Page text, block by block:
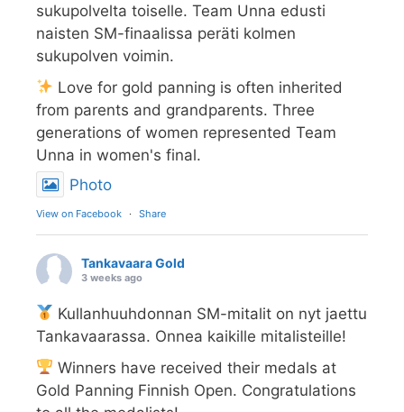
sukupolvelta toiselle. Team Unna edusti
naisten SM-finaalissa peräti kolmen
sukupolven voimin.
Love for gold panning is often inherited
from parents and grandparents. Three
generations of women represented Team
Unna in women's final.
Photo
View on Facebook · Share
Tankavaara Gold
3 weeks ago
Kullanhuuhdonnan SM-mitalit on nyt jaettu
Tankavaarassa. Onnea kaikille mitalisteille!
Winners have received their medals at
Gold Panning Finnish Open. Congratulations